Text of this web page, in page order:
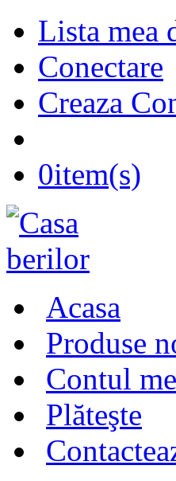
Lista mea
Conectare
Creaza
0item(s)
Acasa
Produse
Contul
Plăteşte